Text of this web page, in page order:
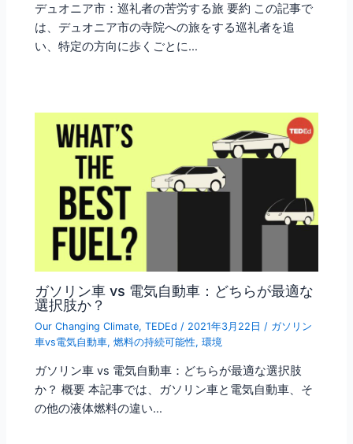
デュオニア市：巡礼者の苦労する旅 要約 この記事で
は、デュオニア市の寺院への旅をする巡礼者を追
い、特定の方向に歩くごとに…
ガソリン車 vs 電気自動車：どちらが最適な
選択肢か？
Our Changing Climate,TEDEd / 2021年3月22日 / ガソリン
車vs電気自動車,燃料の持続可能性,環境
ガソリン車 vs 電気自動車：どちらが最適な選択肢
か？ 概要 本記事では、ガソリン車と電気自動車、そ
の他の液体燃料の違い…